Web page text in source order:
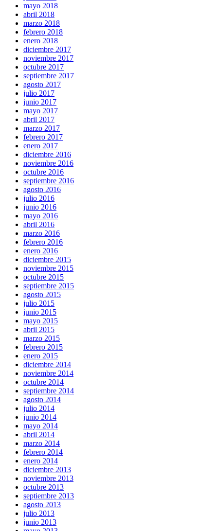
mayo 2018
abril 2018
marzo 2018
febrero 2018
enero 2018
diciembre 2017
noviembre 2017
octubre 2017
septiembre 2017
agosto 2017
julio 2017
junio 2017
mayo 2017
abril 2017
marzo 2017
febrero 2017
enero 2017
diciembre 2016
noviembre 2016
octubre 2016
septiembre 2016
agosto 2016
julio 2016
junio 2016
mayo 2016
abril 2016
marzo 2016
febrero 2016
enero 2016
diciembre 2015
noviembre 2015
octubre 2015
septiembre 2015
agosto 2015
julio 2015
junio 2015
mayo 2015
abril 2015
marzo 2015
febrero 2015
enero 2015
diciembre 2014
noviembre 2014
octubre 2014
septiembre 2014
agosto 2014
julio 2014
junio 2014
mayo 2014
abril 2014
marzo 2014
febrero 2014
enero 2014
diciembre 2013
noviembre 2013
octubre 2013
septiembre 2013
agosto 2013
julio 2013
junio 2013